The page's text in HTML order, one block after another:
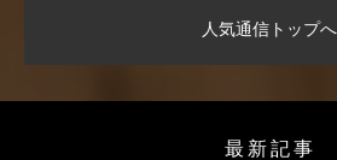
人気通信トップへ
最新記事